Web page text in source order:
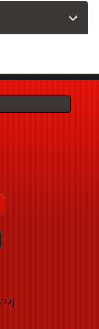
7j